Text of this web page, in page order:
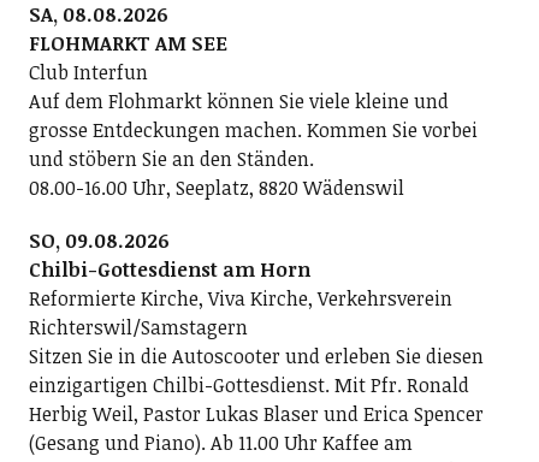
SA, 08.08.2026
FLOHMARKT AM SEE
Club Interfun
Auf dem Flohmarkt können Sie viele kleine und
grosse Entdeckungen machen. Kommen Sie vorbei
und stöbern Sie an den Ständen.
08.00-16.00 Uhr, Seeplatz, 8820 Wädenswil
SO, 09.08.2026
Chilbi-Gottesdienst am Horn
Reformierte Kirche, Viva Kirche, Verkehrsverein
Richterswil/Samstagern
Sitzen Sie in die Autoscooter und erleben Sie diesen
einzigartigen Chilbi-Gottesdienst. Mit Pfr. Ronald
Herbig Weil, Pastor Lukas Blaser und Erica Spencer
(Gesang und Piano). Ab 11.00 Uhr Kaffee am